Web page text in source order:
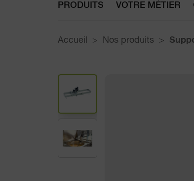
PRODUITS VOTRE MÉTIER
Accueil Nos produits